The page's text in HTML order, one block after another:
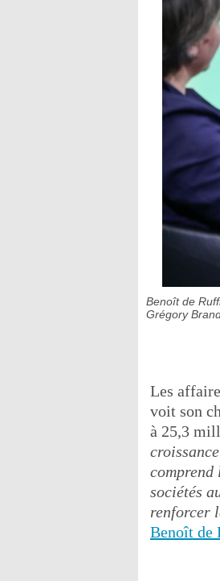
Benoît de
Grégory
Les
voit son
à 25,3
sociétés
renforcer
Benoît de